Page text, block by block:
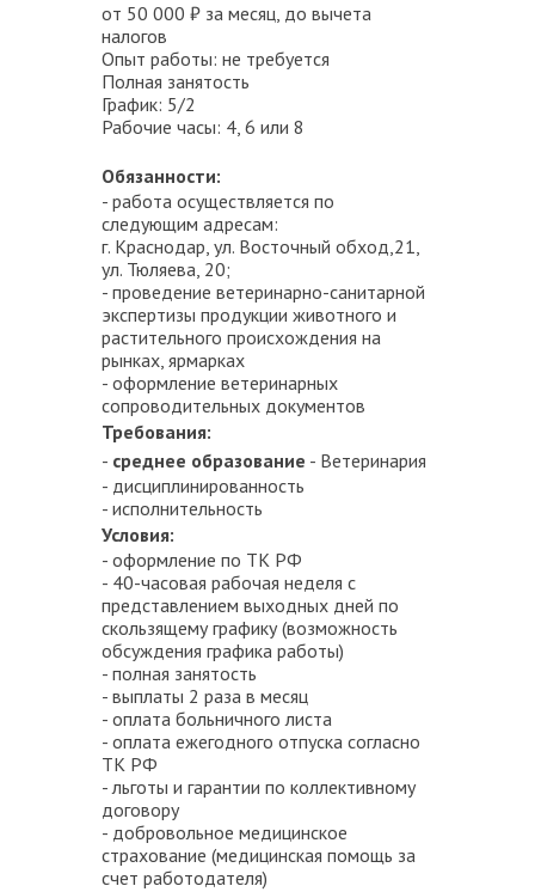
от 50 000 ₽ за месяц, до вычета
налогов
Опыт работы: не требуется
Полная занятость
График: 5/2
Рабочие часы: 4, 6 или 8
Обязанности:
- работа осуществляется по
следующим адресам:
г. Краснодар, ул. Восточный обход,21,
ул. Тюляева, 20;
​​​​​- проведение ветеринарно-санитарной
экспертизы продукции животного и
растительного происхождения на
рынках, ярмарках
- оформление ветеринарных
сопроводительных документов
Требования:
​​​​​​- среднее образование - Ветеринария
- дисциплинированность
- исполнительность
Условия:
​​​​​​- оформление по ТК РФ
- 40-часовая рабочая неделя с
представлением выходных дней по
скользящему графику (возможность
обсуждения графика работы)
- полная занятость
- выплаты 2 раза в месяц
- оплата больничного листа
- оплата ежегодного отпуска согласно
ТК РФ
- льготы и гарантии по коллективному
договору
- добровольное медицинское
страхование (медицинская помощь за
счет работодателя)